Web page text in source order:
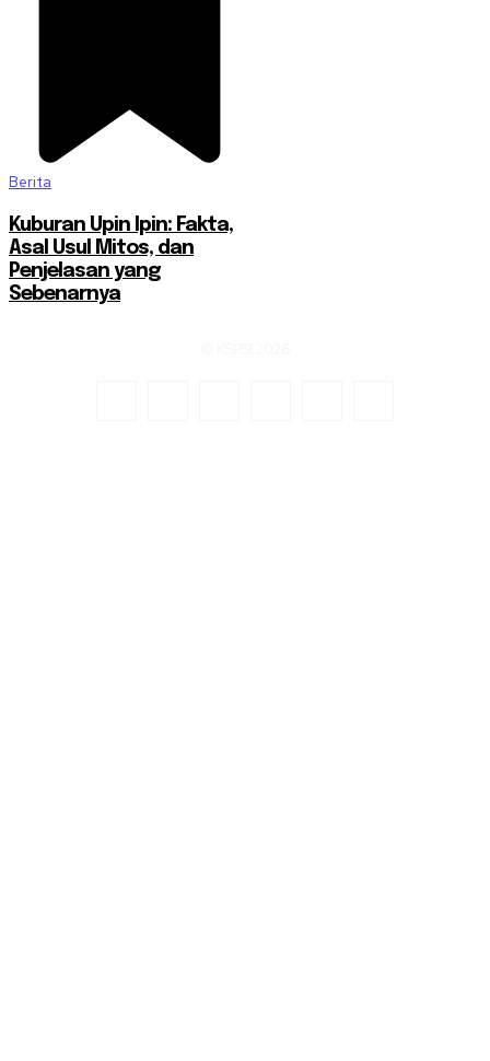
Berita
Kuburan Upin Ipin: Fakta,
Asal Usul Mitos, dan
Penjelasan yang
Sebenarnya